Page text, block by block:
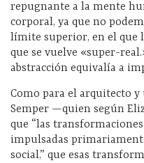
repugnante a la mente
corporal, ya que no
límite superior, en el que
que se vuelve «super-
abstracción equivalía a
Como para el arquitecto
Semper —quien según
que “las
impulsadas
social,” que esas